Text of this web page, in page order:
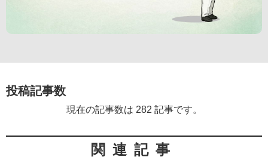
投稿記事数
現在の記事数は 282 記事です。
関連記事